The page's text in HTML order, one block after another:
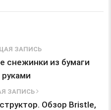
ЗАПИСЬ
снежинки из бумаги
ЗАПИСЬ
Обзор Bristle,